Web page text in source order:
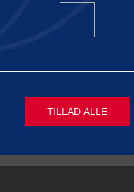
practices, er dette
da
TILLAD ALLE